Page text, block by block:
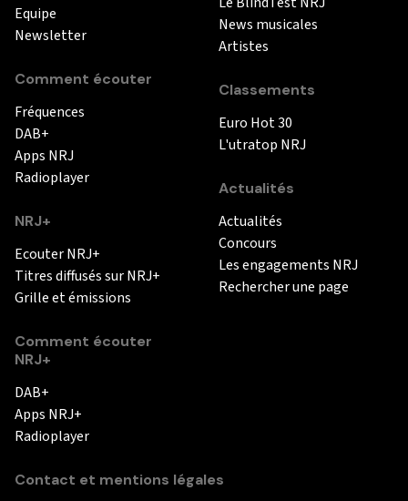
Equipe
Newsletter
Comment écouter
Fréquences
DAB+
Apps NRJ
Radioplayer
NRJ+
Ecouter NRJ+
Titres diffusés sur NRJ+
Grille et émissions
Comment écouter
NRJ+
DAB+
Apps NRJ+
Radioplayer
News musicales
Artistes
Classements
Euro Hot 30
L'utratop NRJ
Actualités
Actualités
Concours
Les engagements NRJ
Rechercher une page
Contact et mentions légales